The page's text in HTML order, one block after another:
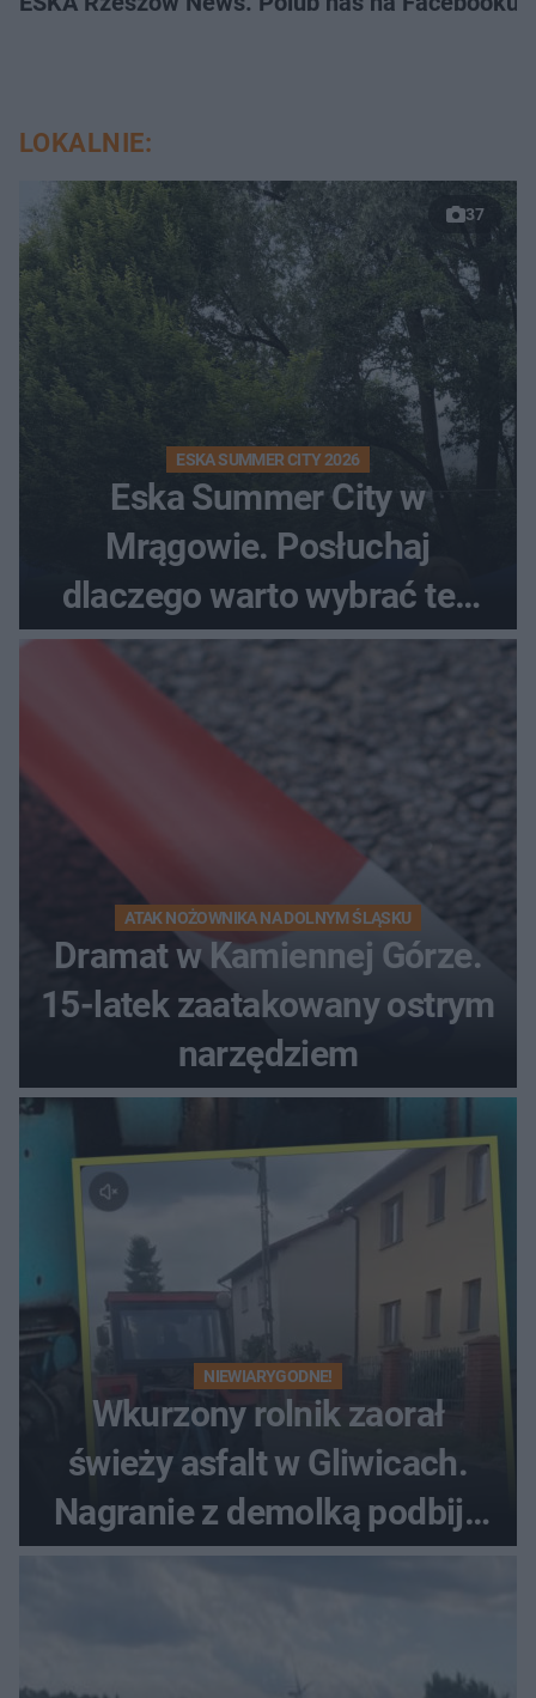
LOKALNIE:
37
ESKA SUMMER CITY 2026
Eska Summer City w
Mrągowie. Posłuchaj
dlaczego warto wybrać ten
kierunek na urlop!
ATAK NOŻOWNIKA NA DOLNYM ŚLĄSKU
Dramat w Kamiennej Górze.
15-latek zaatakowany ostrym
narzędziem
NIEWIARYGODNE!
Wkurzony rolnik zaorał
świeży asfalt w Gliwicach.
Nagranie z demolką podbija
sieć